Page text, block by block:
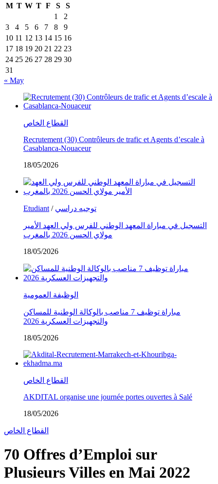
M T W T F S
S
1
2
3
4 5 6 7 8
9
10 11 12 13 14 15 16
17 18 19 20 21 22 23
24 25 26 27 28 29 30
31
« May
القطاع الخاص
Recrutement (30) Contrôleurs de trafic et Agents d’escale à
Casablanca-Nouaceur
18/05/2026
Etudiant / توجيه دراسي
التسجيل في مباراة المعهد الوطني للفرس ولي العهد الأمير
مولاي الحسن 2026 بالمغرب
18/05/2026
الوظيفة العمومية
مباراة توظيف 7 مناصب بالوكالة الوطنية للمساكن
والتجهيزات العسكرية 2026
18/05/2026
القطاع الخاص
AKDITAL organise une journée portes ouvertes à Salé
18/05/2026
القطاع الخاص
70 Offres d’Emploi sur
Plusieurs Villes en Mai 2022